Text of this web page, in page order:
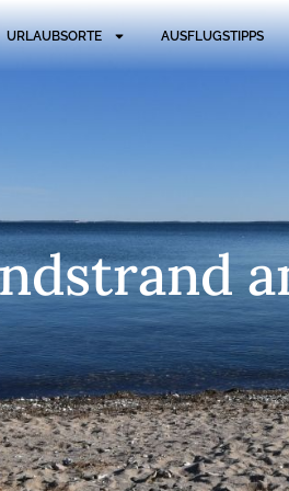
URLAUBSORTE AUSFLUGSTIPPS